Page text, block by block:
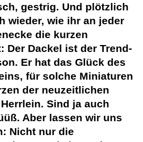
gestrig. Und plötzlich
wieder, wie ihr an jeder
die kurzen
Der Dackel ist der Trend-
Er hat das Glück des
für solche Miniaturen
der neuzeitlichen
Sind ja auch
Aber lassen wir uns
Nicht nur die